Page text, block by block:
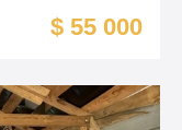
$ 55 000